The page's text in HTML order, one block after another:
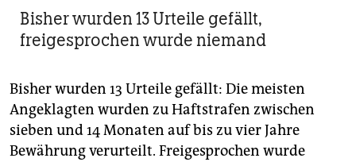
Bisher wurden 13 Urteile gefällt,
freigesprochen wurde niemand
Bisher wurden 13 Urteile gefällt: Die meisten
Angeklagten wurden zu Haftstrafen zwischen
sieben und 14 Monaten auf bis zu vier Jahre
Bewährung verurteilt. Freigesprochen wurde